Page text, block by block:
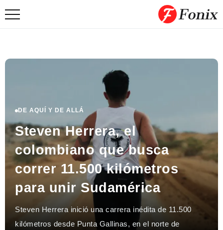
DE AQUÍ Y DE ALLÁ
Steven Herrera, el
colombiano que busca
correr 11.500 kilómetros
para unir Sudamérica
Steven Herrera inició una carrera inédita de 11.500
kilómetros desde Punta Gallinas, en el norte de